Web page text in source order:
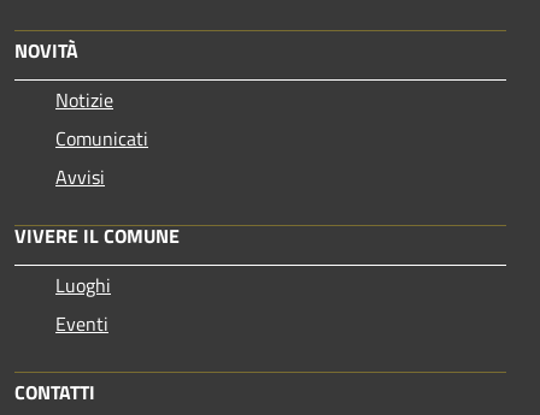
NOVITÀ
Notizie
Comunicati
Avvisi
VIVERE IL COMUNE
Luoghi
Eventi
CONTATTI